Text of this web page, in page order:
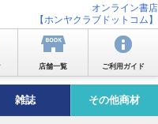
オンライン書店
【ホンヤクラブドットコム】
店舗一覧 ご利用ガイド
雑誌 その他商材